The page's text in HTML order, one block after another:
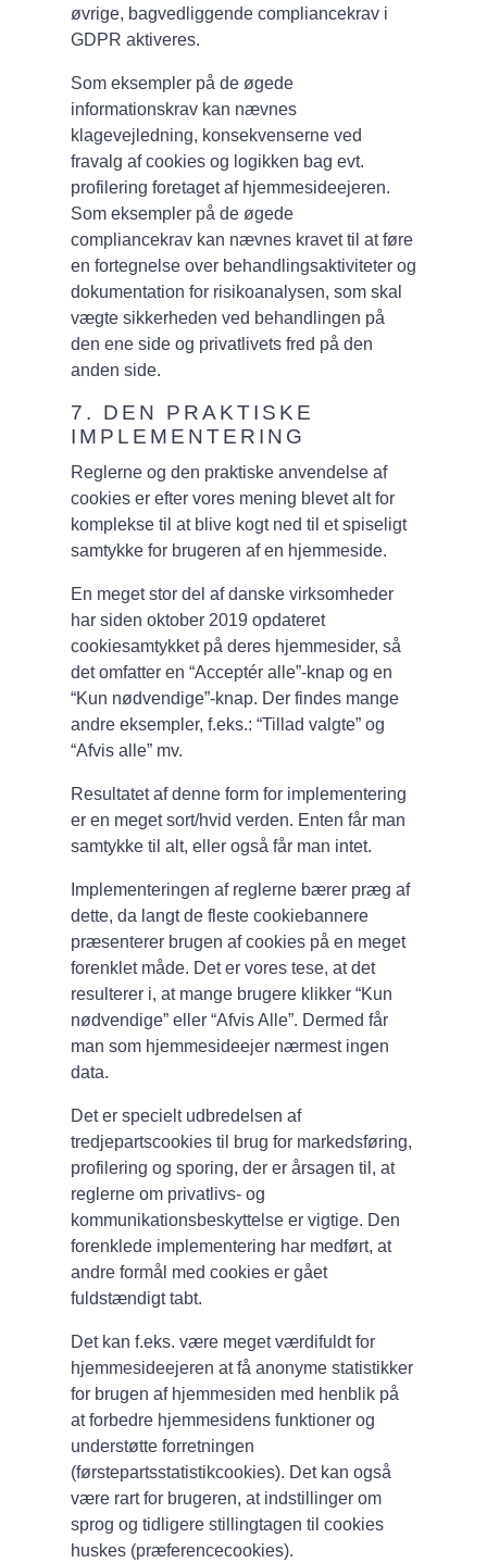
øvrige, bagvedliggende compliancekrav i
GDPR aktiveres.
Som eksempler på de øgede
informationskrav kan nævnes
klagevejledning, konsekvenserne ved
fravalg af cookies og logikken bag evt.
profilering foretaget af hjemmesideejeren.
Som eksempler på de øgede
compliancekrav kan nævnes kravet til at føre
en fortegnelse over behandlingsaktiviteter og
dokumentation for risikoanalysen, som skal
vægte sikkerheden ved behandlingen på
den ene side og privatlivets fred på den
anden side.
7. DEN PRAKTISKE
IMPLEMENTERING
Reglerne og den praktiske anvendelse af
cookies er efter vores mening blevet alt for
komplekse til at blive kogt ned til et spiseligt
samtykke for brugeren af en hjemmeside.
En meget stor del af danske virksomheder
har siden oktober 2019 opdateret
cookiesamtykket på deres hjemmesider, så
det omfatter en “Acceptér alle”-knap og en
“Kun nødvendige”-knap. Der findes mange
andre eksempler, f.eks.: “Tillad valgte” og
“Afvis alle” mv.
Resultatet af denne form for implementering
er en meget sort/hvid verden. Enten får man
samtykke til alt, eller også får man intet.
Implementeringen af reglerne bærer præg af
dette, da langt de fleste cookiebannere
præsenterer brugen af cookies på en meget
forenklet måde. Det er vores tese, at det
resulterer i, at mange brugere klikker “Kun
nødvendige” eller “Afvis Alle”. Dermed får
man som hjemmesideejer nærmest ingen
data.
Det er specielt udbredelsen af
tredjepartscookies til brug for markedsføring,
profilering og sporing, der er årsagen til, at
reglerne om privatlivs- og
kommunikationsbeskyttelse er vigtige. Den
forenklede implementering har medført, at
andre formål med cookies er gået
fuldstændigt tabt.
Det kan f.eks. være meget værdifuldt for
hjemmesideejeren at få anonyme statistikker
for brugen af hjemmesiden med henblik på
at forbedre hjemmesidens funktioner og
understøtte forretningen
(førstepartsstatistikcookies). Det kan også
være rart for brugeren, at indstillinger om
sprog og tidligere stillingtagen til cookies
huskes (præferencecookies).